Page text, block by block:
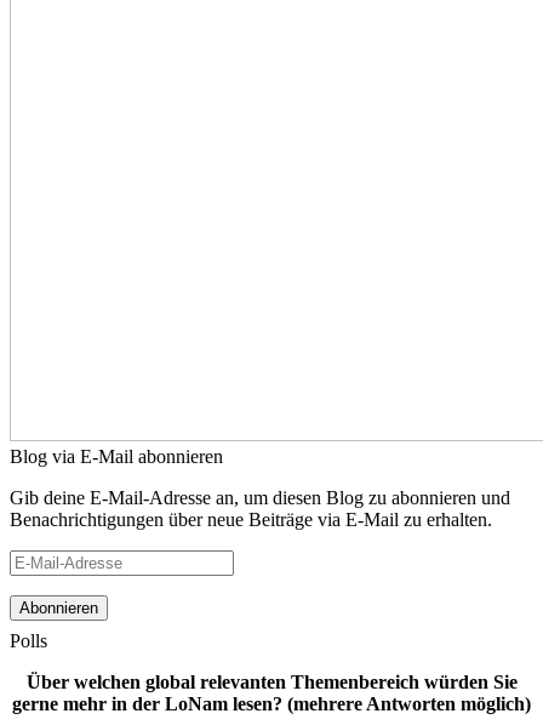
Blog via E-Mail abonnieren
Gib deine E-Mail-Adresse an, um diesen Blog zu abonnieren und
Benachrichtigungen über neue Beiträge via E-Mail zu erhalten.
E-
Mail-
Adresse
Polls
Über welchen global relevanten Themenbereich würden Sie
gerne mehr in der LoNam lesen? (mehrere Antworten möglich)